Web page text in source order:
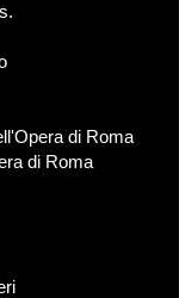
di Roma
di Roma